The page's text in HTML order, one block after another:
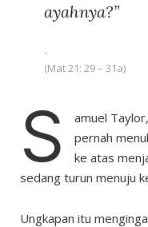
ayahnya?”
(Mat 21: 29 – 31a)
S
amuel
pernah
ke atas
sedang turun menuju
Ungkapan itu